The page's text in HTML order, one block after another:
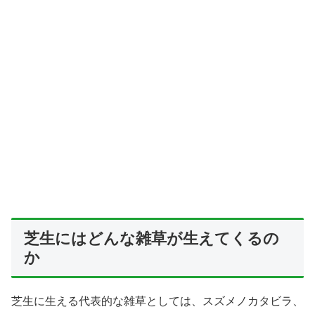
芝生にはどんな雑草が生えてくるの
か
芝生に生える代表的な雑草としては、スズメノカタビラ、